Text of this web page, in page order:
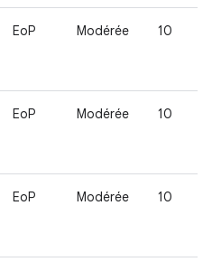
EoP Modérée 10
EoP Modérée 10
EoP Modérée 10